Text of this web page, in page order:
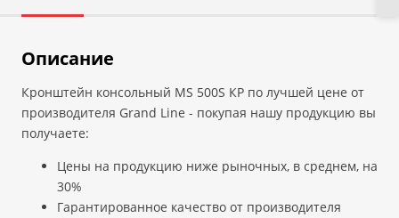
Описание
Кронштейн консольный MS 500S КР по лучшей цене от
производителя Grand Line - покупая нашу продукцию вы
получаете:
Цены на продукцию ниже рыночных, в среднем, на
30%
Гарантированное качество от производителя